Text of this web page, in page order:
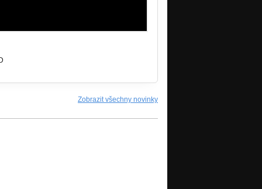
Zobrazit všechny novinky